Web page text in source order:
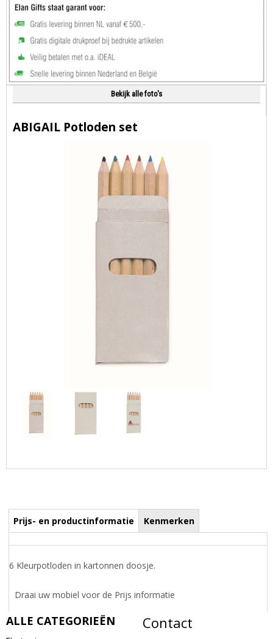
Bekijk alle foto's
ABIGAIL Potloden set
Prijs- en productinformatie Kenmerken
6 Kleurpotloden in kartonnen doosje.
Draai uw mobiel voor de Prijs informatie
Contact
ALLE CATEGORIEËN